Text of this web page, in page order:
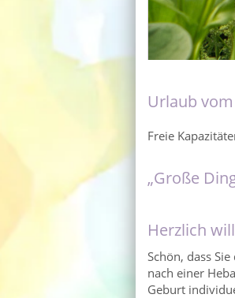
Urlaub
Freie
„Große
Herzlich
Schön, dass
nach einer
Geburt